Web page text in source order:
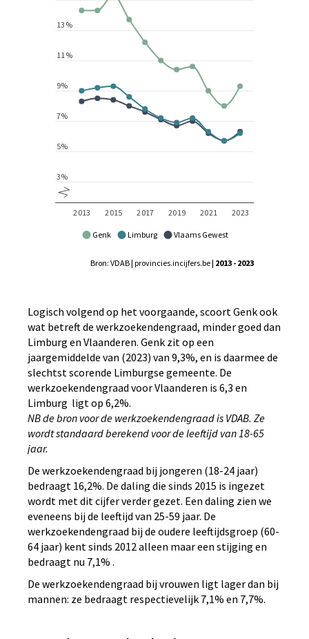
Genk Limburg Vlaams Gewest
Bron: VDAB | provincies.incijfers.be| 2013 - 2023
Logisch volgend op het voorgaande, scoort Genk ook
wat betreft de werkzoekendengraad, minder goed dan
Limburg en Vlaanderen. Genk zit op een
jaargemiddelde van (2023) van 9,3%, en is daarmee de
slechtst scorende Limburgse gemeente. De
werkzoekendengraad voor Vlaanderen is 6,3 en
Limburg ligt op 6,2%.
NB de bron voor de werkzoekendengraad is VDAB. Ze
wordt standaard berekend voor de leeftijd van 18-65
jaar.
De werkzoekendengraad bij jongeren (18-24 jaar)
bedraagt 16,2%. De daling die sinds 2015 is ingezet
wordt met dit cijfer verder gezet. Een daling zien we
eveneens bij de leeftijd van 25-59 jaar. De
werkzoekendengraad bij de oudere leeftijdsgroep (60-
64 jaar) kent sinds 2012 alleen maar een stijging en
bedraagt nu 7,1% .
De werkzoekendengraad bij vrouwen ligt lager dan bij
mannen: ze bedraagt respectievelijk 7,1% en 7,7%.